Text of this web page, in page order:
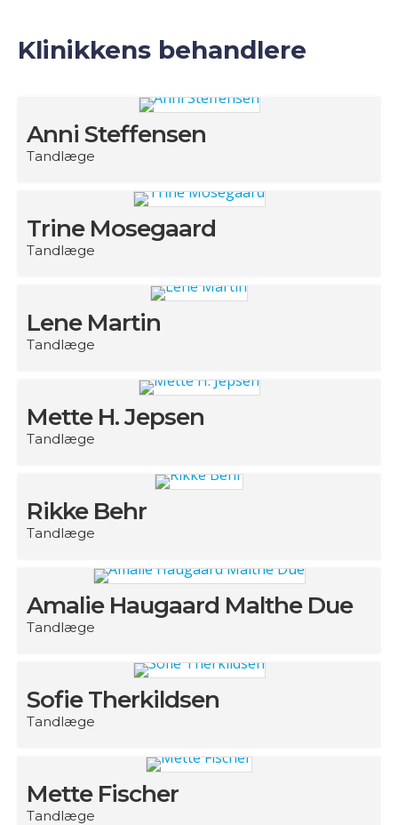
Klinikkens behandlere
Anni Steffensen
Tandlæge
Trine Mosegaard
Tandlæge
Lene Martin
Tandlæge
Mette H. Jepsen
Tandlæge
Rikke Behr
Tandlæge
Amalie Haugaard Malthe Due
Tandlæge
Sofie Therkildsen
Tandlæge
Mette Fischer
Tandlæge